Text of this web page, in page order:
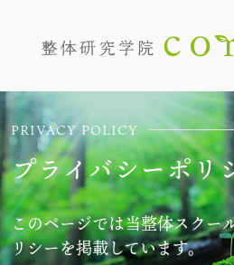
PRIVACY POLICY
プライバシーポリ
このページでは当整体スクー
リシーを掲載しています。